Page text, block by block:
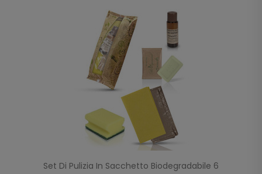
Set Di Pulizia In Sacchetto Biodegradabile 6